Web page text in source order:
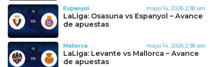
Espanyol mayo 14, 2026 2:38 am
LaLiga: Osasuna vs Espanyol – Avance
de apuestas
Mallorca mayo 14, 2026 2:38 am
LaLiga: Levante vs Mallorca – Avance
de apuestas